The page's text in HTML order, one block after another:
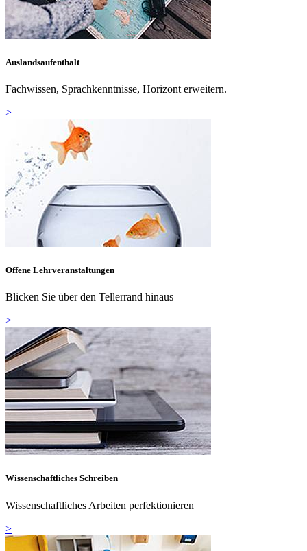
Auslandsaufenthalt
Fachwissen, Sprachkenntnisse, Horizont erweitern.
>
Offene Lehrveranstaltungen
Blicken Sie über den Tellerrand hinaus
>
Wissenschaftliches Schreiben
Wissenschaftliches Arbeiten perfektionieren
>